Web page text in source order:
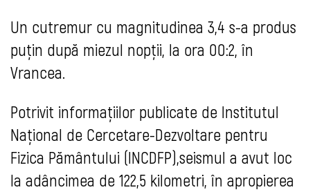
Un cutremur cu magnitudinea 3,4 s-a produs
puțin după miezul nopții, la ora 00:2, în
Vrancea.
Potrivit informaţiilor publicate de Institutul
Naţional de Cercetare-Dezvoltare pentru
Fizica Pământului (INCDFP),seismul a avut loc
la adâncimea de 122,5 kilometri, în apropierea